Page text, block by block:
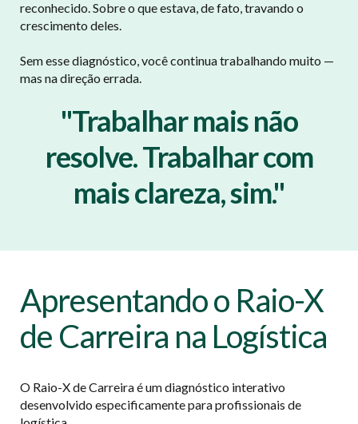
reconhecido. Sobre o que estava, de fato, travando o
crescimento deles.
Sem esse diagnóstico, você continua trabalhando muito —
mas na direção errada.
"Trabalhar mais não
resolve. Trabalhar com
mais clareza, sim."
Apresentando o Raio-X
de Carreira na Logística
O Raio-X de Carreira é um diagnóstico interativo
desenvolvido especificamente para profissionais de